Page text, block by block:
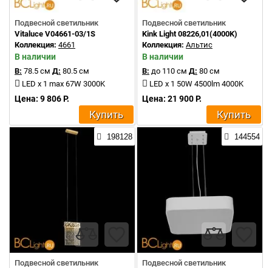
Подвесной светильник
Vitaluce V04661-03/1S
Коллекция: 4661
В наличии
В: 78.5 см Д: 80.5 см
LED x 1 max 67W 3000K
Цена: 9 806 Р.
Купить
Подвесной светильник
Kink Light 08226,01(4000K)
Коллекция: Альтис
В наличии
В: до 110 см Д: 80 см
LED x 1 50W 4500lm 4000K
Цена: 21 900 Р.
Купить
198128
Подвесной светильник
144554
Подвесной светильник